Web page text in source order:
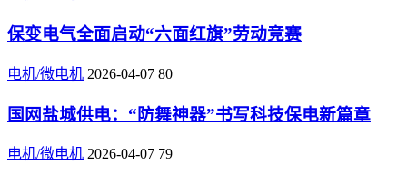
保变电气全面启动“六面红旗”劳动竞赛
电机/微电机 2026-04-07 80
国网盐城供电：“防舞神器”书写科技保电新篇章
电机/微电机 2026-04-07 79